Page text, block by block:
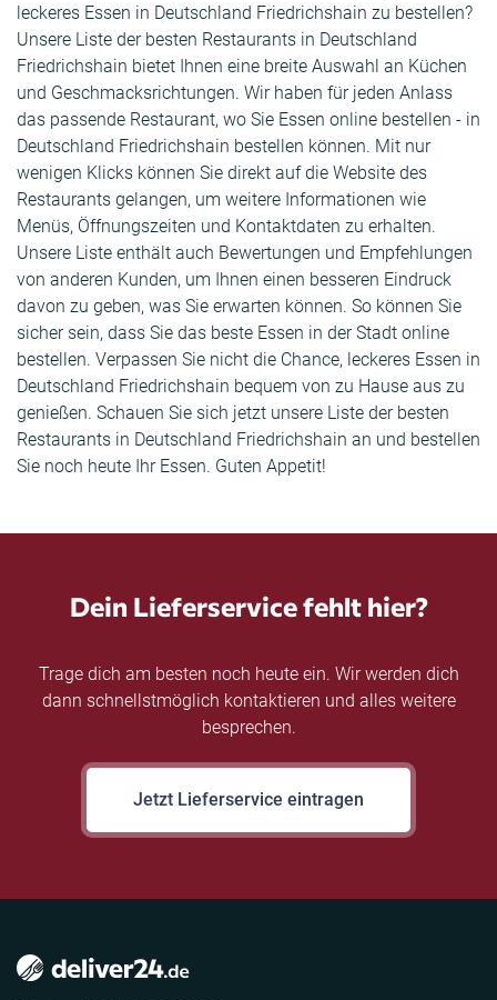
leckeres Essen in Deutschland Friedrichshain zu bestellen?
Unsere Liste der besten Restaurants in Deutschland
Friedrichshain bietet Ihnen eine breite Auswahl an Küchen
und Geschmacksrichtungen. Wir haben für jeden Anlass
das passende Restaurant, wo Sie Essen online bestellen - in
Deutschland Friedrichshain bestellen können. Mit nur
wenigen Klicks können Sie direkt auf die Website des
Restaurants gelangen, um weitere Informationen wie
Menüs, Öffnungszeiten und Kontaktdaten zu erhalten.
Unsere Liste enthält auch Bewertungen und Empfehlungen
von anderen Kunden, um Ihnen einen besseren Eindruck
davon zu geben, was Sie erwarten können. So können Sie
sicher sein, dass Sie das beste Essen in der Stadt online
bestellen. Verpassen Sie nicht die Chance, leckeres Essen in
Deutschland Friedrichshain bequem von zu Hause aus zu
genießen. Schauen Sie sich jetzt unsere Liste der besten
Restaurants in Deutschland Friedrichshain an und bestellen
Sie noch heute Ihr Essen. Guten Appetit!
Dein Lieferservice fehlt hier?
Trage dich am besten noch heute ein. Wir werden dich
dann schnellstmöglich kontaktieren und alles weitere
besprechen.
Jetzt Lieferservice eintragen